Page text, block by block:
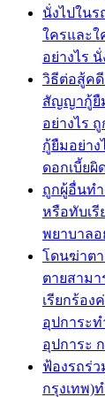
นั่งไปใน
ใครและใ
อย่างไร
วิธีต่อสู้ค
สัญญากู้ยื
อย่างไร
กู้ยืมอย่า
ดอกเบี้ย
ถูกผู้อื่นทำ
หรือทับเรี
พยาบาลอ
โดนฆ่าต
ตายสามา
เรียกร้อง
อุปการะท
อุปการะ
ฟ้องรถร่
กรุงเทพ)